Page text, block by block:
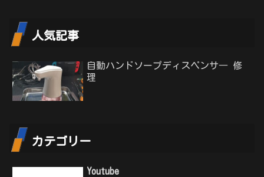
人気記事
自動ハンドソープディスペンサ― 修
理
カテゴリー
Youtube